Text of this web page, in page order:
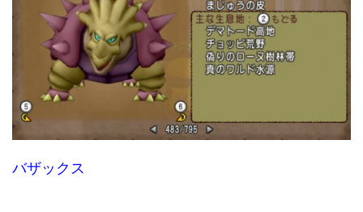
バザックス